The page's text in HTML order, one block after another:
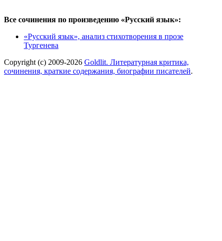
Все сочинения по произведению «Русский язык»:
«Русский язык», анализ стихотворения в прозе
Тургенева
Copyright (c) 2009-2026 Goldlit. Литературная критика,
сочинения, краткие содержания, биографии писателей.